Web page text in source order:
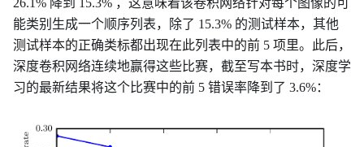
能类别生成一个顺序列表，除了 15.3% 的测试样本，其他
测试样本的正确类标都出现在此列表中的前 5 项里。此后，
深度卷积网络连续地赢得这些比赛，截至写本书时，深度学
习的最新结果将这个比赛中的前 5 错误率降到了 3.6%：